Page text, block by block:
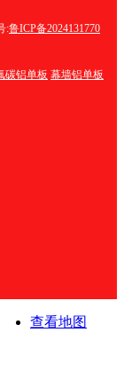
:鲁ICP备2024131770
碳铝单板 幕墙铝单板
查看地图